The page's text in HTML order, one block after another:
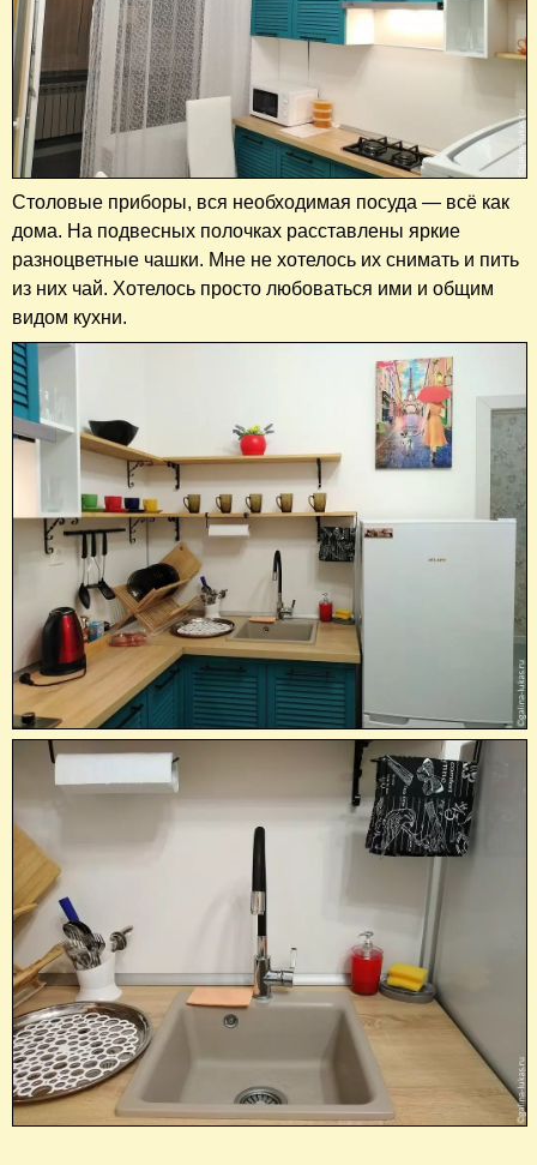
Столовые приборы, вся необходимая посуда — всё как
дома. На подвесных полочках расставлены яркие
разноцветные чашки. Мне не хотелось их снимать и пить
из них чай. Хотелось просто любоваться ими и общим
видом кухни.